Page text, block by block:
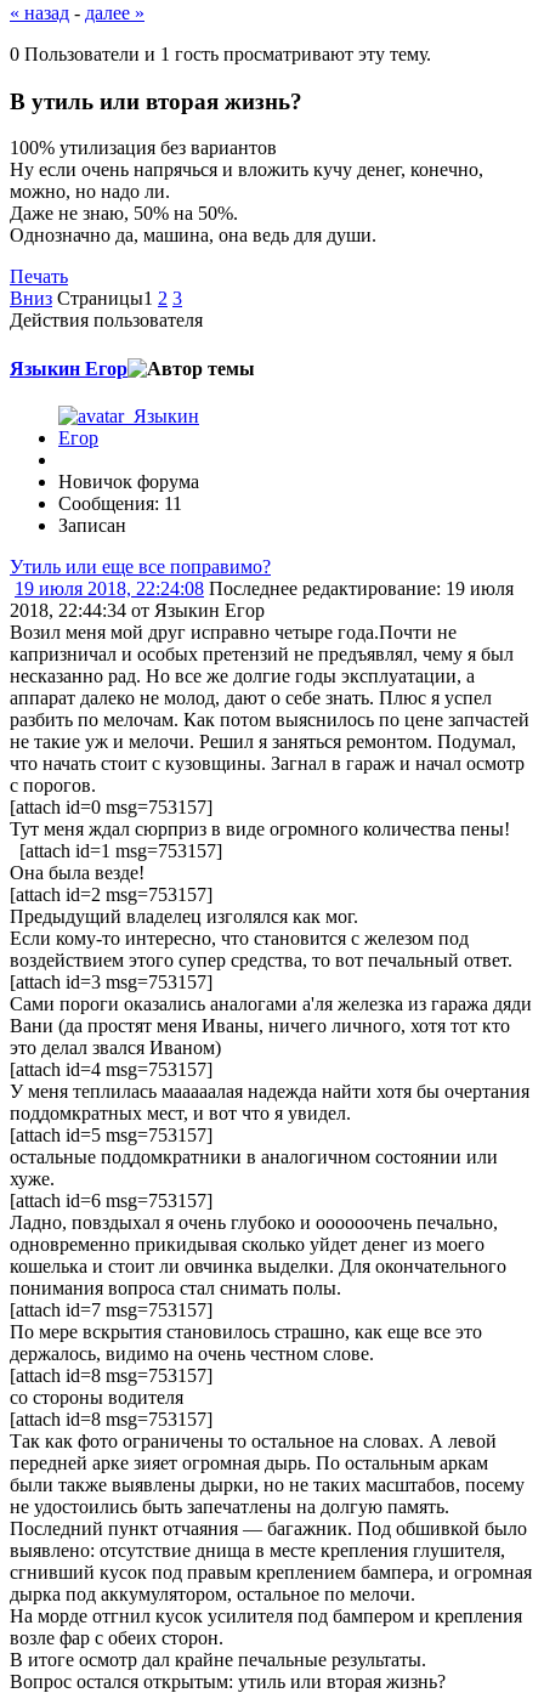
« назад - далее »
0 Пользователи и 1 гость просматривают эту тему.
В утиль или вторая жизнь?
100% утилизация без вариантов
Ну если очень напрячься и вложить кучу денег, конечно,
можно, но надо ли.
Даже не знаю, 50% на 50%.
Однозначно да, машина, она ведь для души.
Печать
Вниз Страницы1 2 3
Действия пользователя
Языкин Егор
Новичок форума
Сообщения: 11
Записан
Утиль или еще все поправимо?
19 июля 2018, 22:24:08 Последнее редактирование: 19 июля
2018, 22:44:34 от Языкин Егор
Возил меня мой друг исправно четыре года.Почти не
капризничал и особых претензий не предъявлял, чему я был
несказанно рад. Но все же долгие годы эксплуатации, а
аппарат далеко не молод, дают о себе знать. Плюс я успел
разбить по мелочам. Как потом выяснилось по цене запчастей
не такие уж и мелочи. Решил я заняться ремонтом. Подумал,
что начать стоит с кузовщины. Загнал в гараж и начал осмотр
с порогов.
[attach id=0 msg=753157]
Тут меня ждал сюрприз в виде огромного количества пены!
[attach id=1 msg=753157]
Она была везде!
[attach id=2 msg=753157]
Предыдущий владелец изголялся как мог.
Если кому-то интересно, что становится с железом под
воздействием этого супер средства, то вот печальный ответ.
[attach id=3 msg=753157]
Сами пороги оказались аналогами а'ля железка из гаража дяди
Вани (да простят меня Иваны, ничего личного, хотя тот кто
это делал звался Иваном)
[attach id=4 msg=753157]
У меня теплилась мааааалая надежда найти хотя бы очертания
поддомкратных мест, и вот что я увидел.
[attach id=5 msg=753157]
остальные поддомкратники в аналогичном состоянии или
хуже.
[attach id=6 msg=753157]
Ладно, повздыхал я очень глубоко и оооооочень печально,
одновременно прикидывая сколько уйдет денег из моего
кошелька и стоит ли овчинка выделки. Для окончательного
понимания вопроса стал снимать полы.
[attach id=7 msg=753157]
По мере вскрытия становилось страшно, как еще все это
держалось, видимо на очень честном слове.
[attach id=8 msg=753157]
со стороны водителя
[attach id=8 msg=753157]
Так как фото ограничены то остальное на словах. А левой
передней арке зияет огромная дырь. По остальным аркам
были также выявлены дырки, но не таких масштабов, посему
не удостоились быть запечатлены на долгую память.
Последний пункт отчаяния — багажник. Под обшивкой было
выявлено: отсутствие днища в месте крепления глушителя,
сгнивший кусок под правым креплением бампера, и огромная
дырка под аккумулятором, остальное по мелочи.
На морде отгнил кусок усилителя под бампером и крепления
возле фар с обеих сторон.
В итоге осмотр дал крайне печальные результаты.
Вопрос остался открытым: утиль или вторая жизнь?